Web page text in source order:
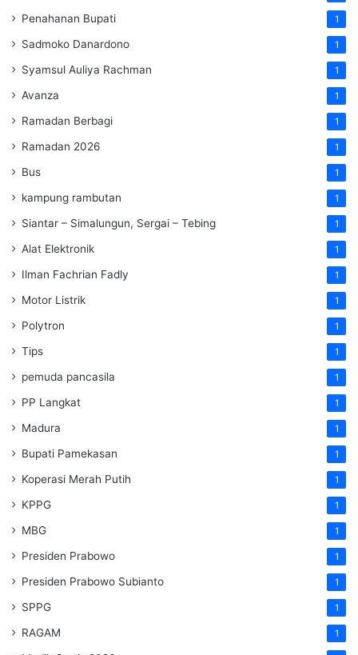
Penahanan Bupati 1
Sadmoko Danardono 1
Syamsul Auliya Rachman 1
Avanza 1
Ramadan Berbagi 1
Ramadan 2026 1
Bus 1
kampung rambutan 1
Siantar – Simalungun, Sergai – Tebing 1
Alat Elektronik 1
Ilman Fachrian Fadly 1
Motor Listrik 1
Polytron 1
Tips 1
pemuda pancasila 1
PP Langkat 1
Madura 1
Bupati Pamekasan 1
Koperasi Merah Putih 1
KPPG 1
MBG 1
Presiden Prabowo 1
Presiden Prabowo Subianto 1
SPPG 1
RAGAM 1